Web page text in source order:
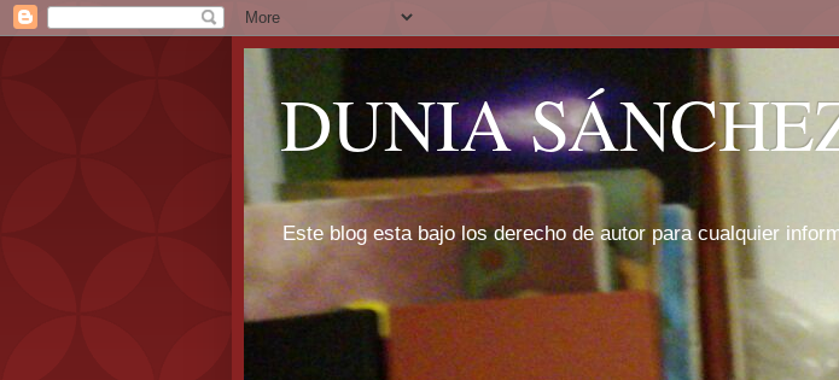
DUNIA
Este blog esta bajo los derecho de autor para cualquier